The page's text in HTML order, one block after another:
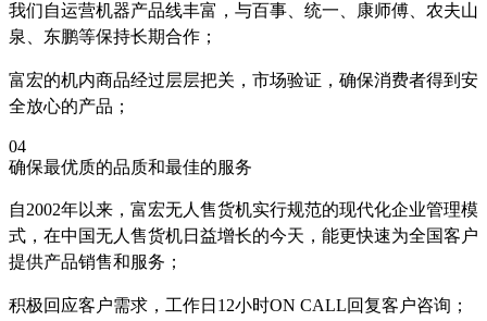
我们自运营机器产品线丰富，与百事、统一、康师傅、农夫山
泉、东鹏等保持长期合作；
富宏的机内商品经过层层把关，市场验证，确保消费者得到安
全放心的产品；
04
确保最优质的品质和最佳的服务
自2002年以来，富宏无人售货机实行规范的现代化企业管理模
式，在中国无人售货机日益增长的今天，能更快速为全国客户
提供产品销售和服务；
积极回应客户需求，工作日12小时ON CALL回复客户咨询；